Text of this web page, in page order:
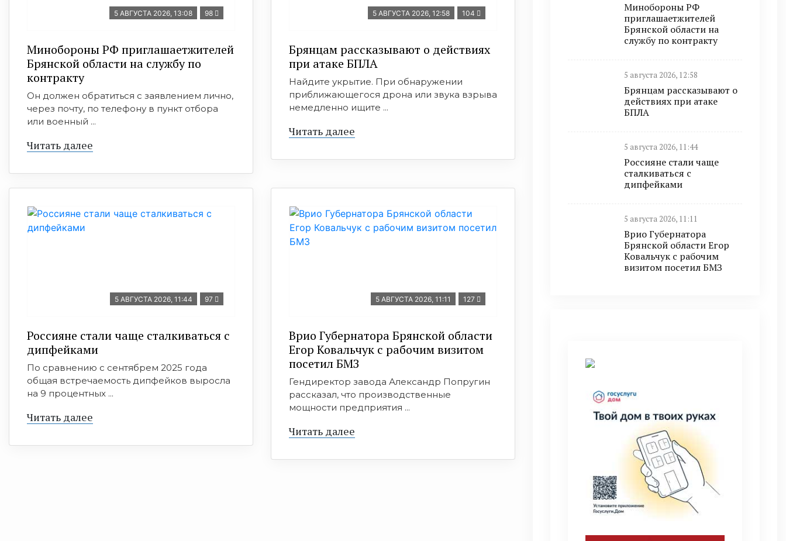
5 АВГУСТА 2026, 13:08 98
Минобoроны РФ приглaшaетжитeлeй
Брянской области на службу по
контракту
Он должен обратиться с заявлением лично,
через почту, по телефону в пункт отбора
или военный ...
Читать далее
5 АВГУСТА 2026, 12:58 104
Брянцам рассказывают о действиях
при атаке БПЛА
Найдите укрытие. При обнаружении
приближающегося дрона или звука взрыва
немедленно ищите ...
Читать далее
5 АВГУСТА 2026, 11:44 97
Россияне стали чаще сталкиваться с
дипфейками
По сравнению с сентябрем 2025 года
общая встречаемость дипфейков выросла
на 9 процентных ...
Читать далее
5 АВГУСТА 2026, 11:11 127
Врио Губернатора Брянской области
Егор Ковальчук с рабочим визитом
посетил БМЗ
Гендиректор завода Александр Попругин
рассказал, что производственные
мощности предприятия ...
Читать далее
Минобoроны РФ
приглaшaетжитeлeй
Брянской области на
службу по контракту
5 августа 2026, 12:58
Брянцам рассказывают о
действиях при атаке
БПЛА
5 августа 2026, 11:44
Россияне стали чаще
сталкиваться с
дипфейками
5 августа 2026, 11:11
Врио Губернатора
Брянской области Егор
Ковальчук с рабочим
визитом посетил БМЗ